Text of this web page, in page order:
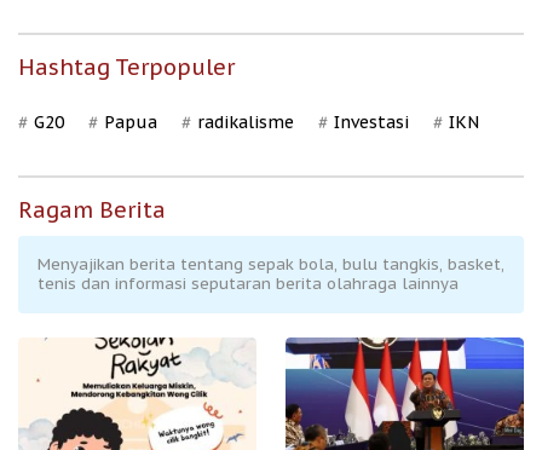
Hashtag Terpopuler
G20 Papua radikalisme Investasi IKN
Ragam Berita
Menyajikan berita tentang sepak bola, bulu tangkis, basket,
tenis dan informasi seputaran berita olahraga lainnya